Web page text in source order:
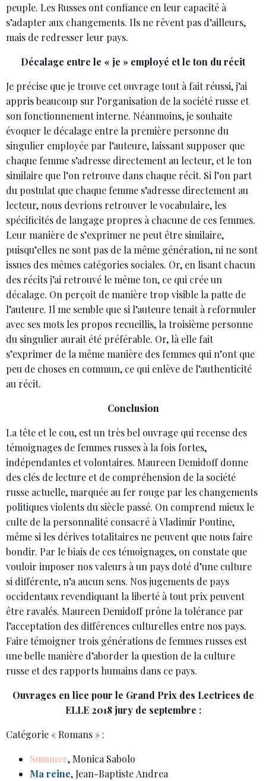
peuple. Les Russes ont confiance en leur capacité à
s’adapter aux changements. Ils ne rêvent pas d’ailleurs,
mais de redresser leur pays.
Décalage entre le « je » employé et le ton du récit
Je précise que je trouve cet ouvrage tout à fait réussi, j’ai
appris beaucoup sur l’organisation de la société russe et
son fonctionnement interne. Néanmoins, je souhaite
évoquer le décalage entre la première personne du
singulier employée par l’auteure, laissant supposer que
chaque femme s’adresse directement au lecteur, et le ton
similaire que l’on retrouve dans chaque récit. Si l’on part
du postulat que chaque femme s’adresse directement au
lecteur, nous devrions retrouver le vocabulaire, les
spécificités de langage propres à chacune de ces femmes.
Leur manière de s’exprimer ne peut être similaire,
puisqu’elles ne sont pas de la même génération, ni ne sont
issues des mêmes catégories sociales. Or, en lisant chacun
des récits j’ai retrouvé le même ton, ce qui crée un
décalage. On perçoit de manière trop visible la patte de
l’auteure. Il me semble que si l’auteure tenait à reformuler
avec ses mots les propos recueillis, la troisième personne
du singulier aurait été préférable. Or, là elle fait
s’exprimer de la même manière des femmes qui n’ont que
peu de choses en commun, ce qui enlève de l’authenticité
au récit.
Conclusion
La tête et le cou, est un très bel ouvrage qui recense des
témoignages de femmes russes à la fois fortes,
indépendantes et volontaires. Maureen Demidoff donne
des clés de lecture et de compréhension de la société
russe actuelle, marquée au fer rouge par les changements
politiques violents du siècle passé. On comprend mieux le
culte de la personnalité consacré à Vladimir Poutine,
même si les dérives totalitaires ne peuvent que nous faire
bondir. Par le biais de ces témoignages, on constate que
vouloir imposer nos valeurs à un pays doté d’une culture
si différente, n’a aucun sens. Nos jugements de pays
occidentaux revendiquant la liberté à tout prix peuvent
être ravalés. Maureen Demidoff prône la tolérance par
l’acceptation des différences culturelles entre nos pays.
Faire témoigner trois générations de femmes russes est
une belle manière d’aborder la question de la culture
russe et des rapports humains dans ce pays.
Ouvrages en lice pour le Grand Prix des Lectrices de
ELLE 2018 jury de septembre :
Catégorie « Romans » :
Summer, Monica Sabolo
Ma reine, Jean-Baptiste Andrea